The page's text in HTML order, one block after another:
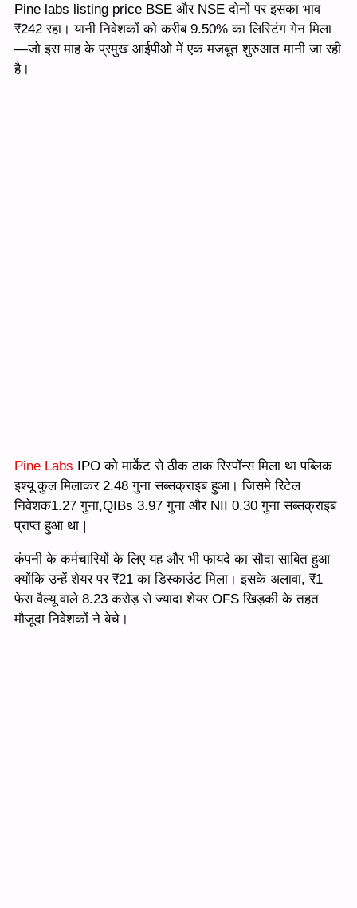
Pine labs listing price BSE और NSE दोनों पर इसका भाव
₹242 रहा। यानी निवेशकों को करीब 9.50% का लिस्टिंग गेन मिला
—जो इस माह के प्रमुख आईपीओ में एक मजबूत शुरुआत मानी जा रही
है।
Pine Labs IPO को मार्केट से ठीक ठाक रिस्पॉन्स मिला था पब्लिक
इश्यू कुल मिलाकर 2.48 गुना सब्सक्राइब हुआ। जिसमे रिटेल
निवेशक1.27 गुना,QIBs 3.97 गुना और NII 0.30 गुना सब्सक्राइब
प्राप्त हुआ था |
कंपनी के कर्मचारियों के लिए यह और भी फायदे का सौदा साबित हुआ
क्योंकि उन्हें शेयर पर ₹21 का डिस्काउंट मिला। इसके अलावा, ₹1
फेस वैल्यू वाले 8.23 करोड़ से ज्यादा शेयर OFS खिड़की के तहत
मौजूदा निवेशकों ने बेचे।